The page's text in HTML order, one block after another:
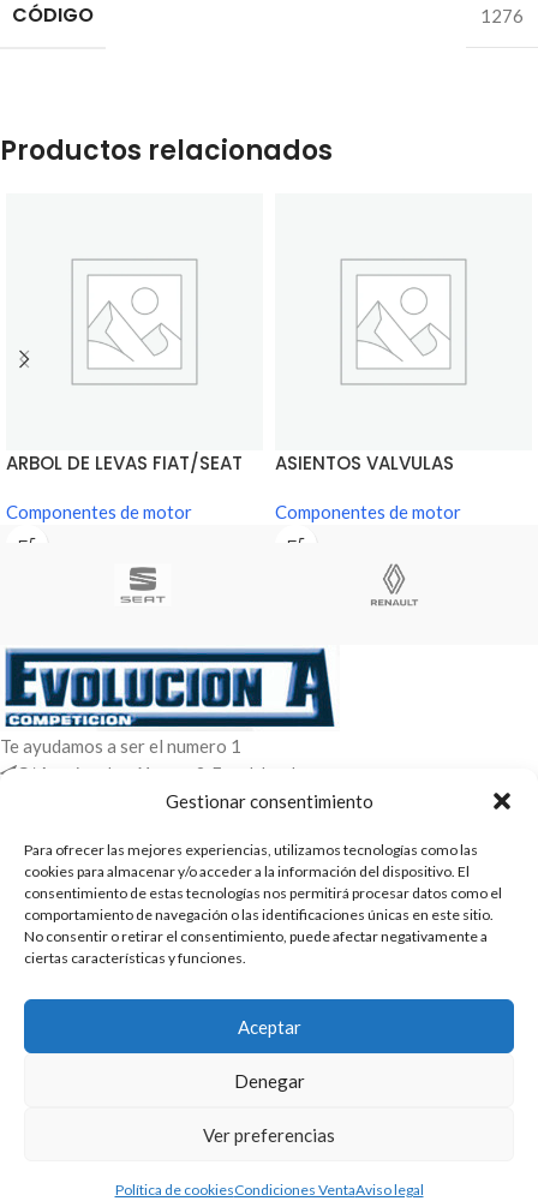
Gestionar consentimiento
Para ofrecer las mejores experiencias, utilizamos tecnologías como las
cookies para almacenar y/o acceder a la información del dispositivo. El
consentimiento de estas tecnologías nos permitirá procesar datos como el
comportamiento de navegación o las identificaciones únicas en este sitio.
No consentir o retirar el consentimiento, puede afectar negativamente a
ciertas características y funciones.
Aceptar
Denegar
Ver preferencias
Política de cookiesCondiciones VentaAviso legal
CÓDIGO 1276
Productos relacionados
ARBOL DE LEVAS FIAT/SEAT
Componentes de motor
ASIENTOS VALVULAS
Componentes de motor
Te ayudamos a ser el numero 1
C/ Arquimedes 61 nave 2. Fuenlabrada
WhatsApp +34 670604426
ENTRADAS RECIENTES
POLÍTICAS
2025 | Evolucion-A Competicion: Fabricación y distribución,
comercialización de repuestos para automóvil